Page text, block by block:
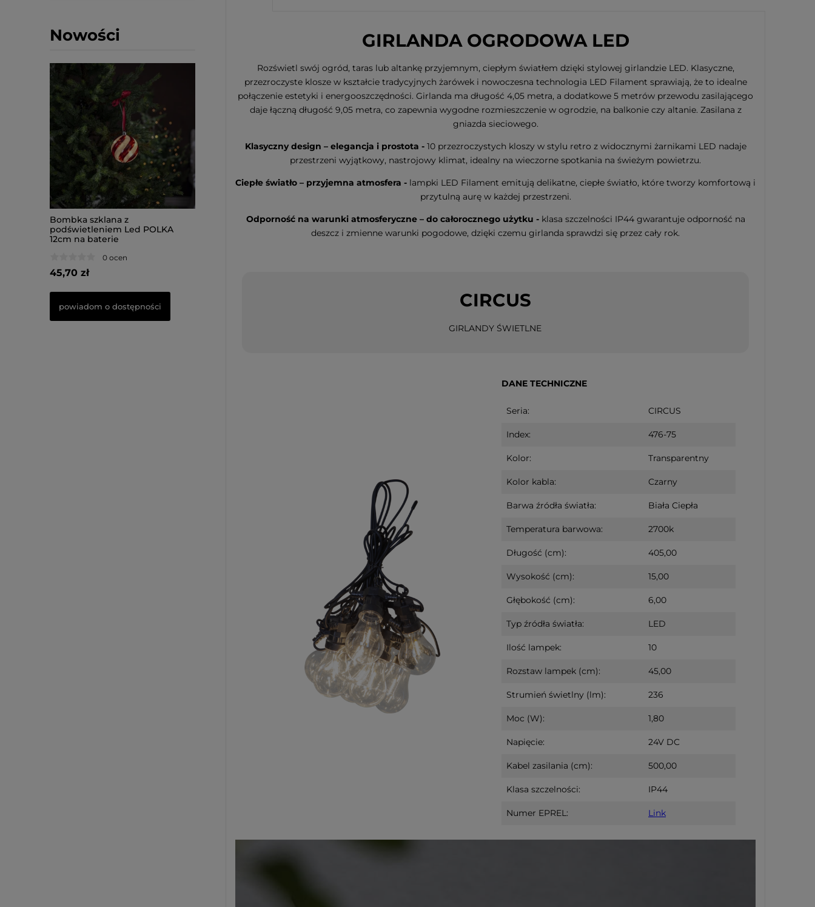
Nowości
Bombka szklana z
podświetleniem Led POLKA
12cm na baterie
0 ocen
45,70 zł
powiadom o dostępności
Bombka szklana z
podświetleniem Led POLKA
Scenka świąteczna drewniana
Led PIPPI na baterie
Świecznik drewniany biały PIPPI
na baterie
powiadom o dostępności
GIRLANDA OGRODOWA LED
Rozświetl swój ogród, taras lub altankę przyjemnym, ciepłym światłem dzięki stylowej girlandzie LED. Klasyczne,
przezroczyste klosze w kształcie tradycyjnych żarówek i nowoczesna technologia LED Filament sprawiają, że to idealne
połączenie estetyki i energooszczędności. Girlanda ma długość 4,05 metra, a dodatkowe 5 metrów przewodu zasilającego
daje łączną długość 9,05 metra, co zapewnia wygodne rozmieszczenie w ogrodzie, na balkonie czy altanie. Zasilana z
gniazda sieciowego.
Klasyczny design – elegancja i prostota - 10 przezroczystych kloszy w stylu retro z widocznymi żarnikami LED nadaje
przestrzeni wyjątkowy, nastrojowy klimat, idealny na wieczorne spotkania na świeżym powietrzu.
Ciepłe światło – przyjemna atmosfera - lampki LED Filament emitują delikatne, ciepłe światło, które tworzy komfortową i
przytulną aurę w każdej przestrzeni.
Odporność na warunki atmosferyczne – do całorocznego użytku - klasa szczelności IP44 gwarantuje odporność na
deszcz i zmienne warunki pogodowe, dzięki czemu girlanda sprawdzi się przez cały rok.
CIRCUS
GIRLANDY ŚWIETLNE
DANE TECHNICZNE
Seria: CIRCUS
Index: 476-75
Kolor: Transparentny
Kolor kabla: Czarny
Barwa źródła światła: Biała Ciepła
Temperatura barwowa: 2700k
Długość (cm): 405,00
Wysokość (cm): 15,00
Głębokość (cm): 6,00
Typ źródła światła: LED
Ilość lampek: 10
Rozstaw lampek (cm): 45,00
Strumień świetlny (lm): 236
Moc (W): 1,80
Napięcie: 24V DC
Kabel zasilania (cm): 500,00
Klasa szczelności: IP44
Numer EPREL: Link